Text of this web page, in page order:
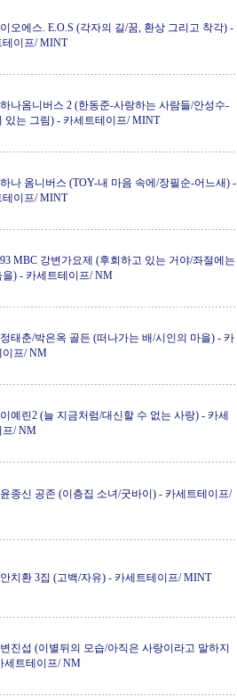
오에스. E.O.S (각자의 길/꿈, 환상 그리고 착각) -
테이프/ MINT
하나옴니버스 2 (한동준-사랑하는 사람들/안성수-
있는 그림) - 카세트테이프/ MINT
하나 옴니버스 (TOY-내 마음 속에/장필순-어느새) -
테이프/ MINT
93 MBC 강변가요제 (후회하고 있는 거야/좌절에는
을) - 카세트테이프/ NM
정태춘/박은옥 골든 (떠나가는 배/시인의 마을) - 카
이프/ NM
이예린2 (늘 지금처럼/대신할 수 없는 사랑) - 카세
프/ NM
윤종신 공존 (이층집 소녀/굿바이) - 카세트테이프/
치환 3집 (고백/자유) - 카세트테이프/ MINT
진섭 (이별뒤의 모습/아직은 사랑이라고 말하지
세트테이프/ NM